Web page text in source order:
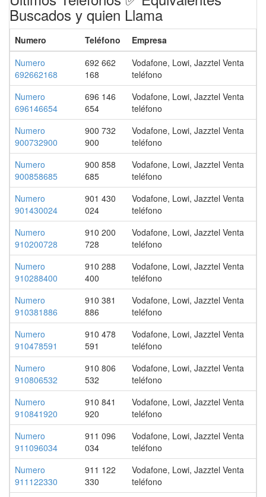
Buscados y quien Llama
Numero Teléfono
Empresa
Numero
692662168
692 662
168
Vodafone, Lowi, Jazztel Venta
teléfono
Numero
696146654
696 146
654
Vodafone, Lowi, Jazztel Venta
teléfono
Numero
900732900
900 732
900
Vodafone, Lowi, Jazztel Venta
teléfono
Numero
900858685
900 858
685
Vodafone, Lowi, Jazztel Venta
teléfono
Numero
901430024
901 430
024
Vodafone, Lowi, Jazztel Venta
teléfono
Numero
910200728
910 200
728
Vodafone, Lowi, Jazztel Venta
teléfono
Numero
910288400
910 288
400
Vodafone, Lowi, Jazztel Venta
teléfono
Numero
910381886
910 381
886
Vodafone, Lowi, Jazztel Venta
teléfono
Numero
910478591
910 478
591
Vodafone, Lowi, Jazztel Venta
teléfono
Numero
910806532
910 806
532
Vodafone, Lowi, Jazztel Venta
teléfono
Numero
910841920
910 841
920
Vodafone, Lowi, Jazztel Venta
teléfono
Numero
911096034
911 096
034
Vodafone, Lowi, Jazztel Venta
teléfono
Numero
911122330
911 122
330
Vodafone, Lowi, Jazztel Venta
teléfono